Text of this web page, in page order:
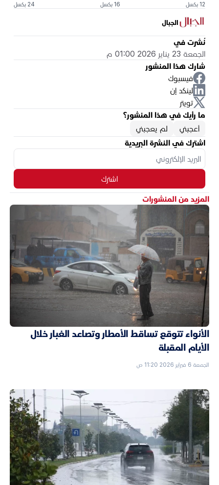
12 بكسل 16 بكسل 24 بكسل
الجبال
نُشرت في
الجمعة 23 يناير 2026 01:00 م
شارك هذا المنشور
فيسبوك
لينكد إن
تويتر
ما رأيك في هذا المنشور؟
أعجبني
لم يعجبني
اشترك في النشرة البريدية
اشترك
المزيد من المنشورات
الأنواء تتوقع تساقط الأمطار وتصاعد الغبار خلال
الأيام المقبلة
الجمعة 6 فبراير 2026 11:20 ص